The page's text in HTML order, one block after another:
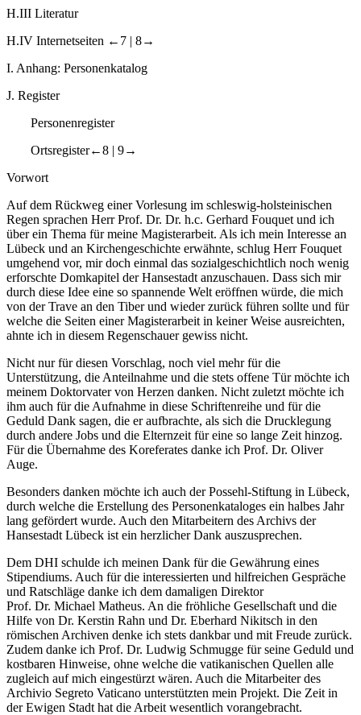
H.III Literatur
H.IV Internetseiten ←7 | 8→
I. Anhang: Personenkatalog
J. Register
Personenregister
Ortsregister←8 | 9→
Vorwort
Auf dem Rückweg einer Vorlesung im schleswig-holsteinischen
Regen sprachen Herr Prof. Dr. Dr. h.c. Gerhard Fouquet und ich
über ein Thema für meine Magisterarbeit. Als ich mein Interesse an
Lübeck und an Kirchengeschichte erwähnte, schlug Herr Fouquet
umgehend vor, mir doch einmal das sozialgeschichtlich noch wenig
erforschte Domkapitel der Hansestadt anzuschauen. Dass sich mir
durch diese Idee eine so spannende Welt eröffnen würde, die mich
von der Trave an den Tiber und wieder zurück führen sollte und für
welche die Seiten einer Magisterarbeit in keiner Weise ausreichten,
ahnte ich in diesem Regenschauer gewiss nicht.
Nicht nur für diesen Vorschlag, noch viel mehr für die
Unterstützung, die Anteilnahme und die stets offene Tür möchte ich
meinem Doktorvater von Herzen danken. Nicht zuletzt möchte ich
ihm auch für die Aufnahme in diese Schriftenreihe und für die
Geduld Dank sagen, die er aufbrachte, als sich die Drucklegung
durch andere Jobs und die Elternzeit für eine so lange Zeit hinzog.
Für die Übernahme des Koreferates danke ich Prof. Dr. Oliver
Auge.
Besonders danken möchte ich auch der Possehl-Stiftung in Lübeck,
durch welche die Erstellung des Personenkataloges ein halbes Jahr
lang gefördert wurde. Auch den Mitarbeitern des Archivs der
Hansestadt Lübeck ist ein herzlicher Dank auszusprechen.
Dem DHI schulde ich meinen Dank für die Gewährung eines
Stipendiums. Auch für die interessierten und hilfreichen Gespräche
und Ratschläge danke ich dem damaligen Direktor
Prof. Dr. Michael Matheus. An die fröhliche Gesellschaft und die
Hilfe von Dr. Kerstin Rahn und Dr. Eberhard Nikitsch in den
römischen Archiven denke ich stets dankbar und mit Freude zurück.
Zudem danke ich Prof. Dr. Ludwig Schmugge für seine Geduld und
kostbaren Hinweise, ohne welche die vatikanischen Quellen alle
zugleich auf mich eingestürzt wären. Auch die Mitarbeiter des
Archivio Segreto Vaticano unterstützten mein Projekt. Die Zeit in
der Ewigen Stadt hat die Arbeit wesentlich vorangebracht.